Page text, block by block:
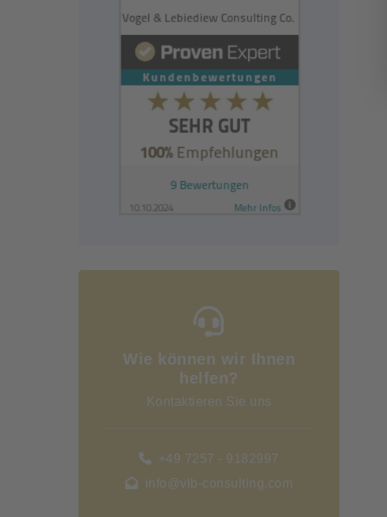
Wie können wir Ihnen
helfen?
Kontaktieren Sie uns
+49 7257 - 9182997
info@vlb-consulting.com